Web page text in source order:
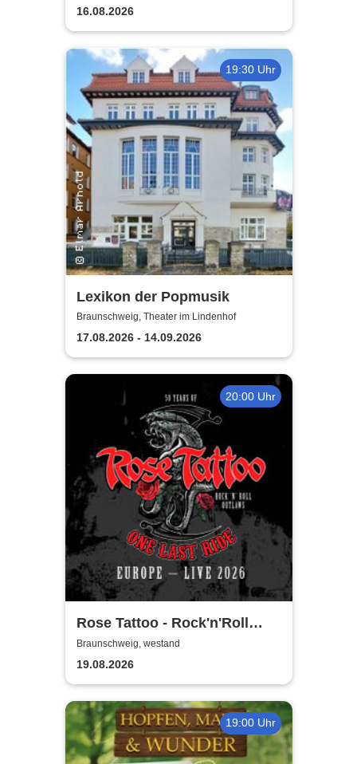
2026
16.08.2026
19:30 Uhr
Lexikon der Popmusik
Braunschweig, Theater im Lindenhof
17.08.2026 - 14.09.2026
20:00 Uhr
Rose Tattoo - Rock'n'Roll
Outlaws – One Last Ride
Braunschweig, westand
19.08.2026
19:00 Uhr